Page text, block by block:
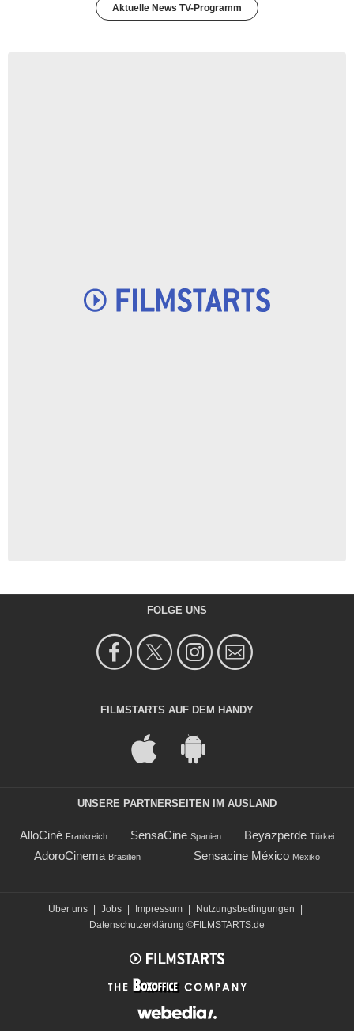
Aktuelle News TV-Programm
FOLGE UNS
FILMSTARTS AUF DEM HANDY
UNSERE PARTNERSEITEN IM AUSLAND
AlloCiné Frankreich SensaCine Spanien Beyazperde Türkei
AdoroCinema Brasilien Sensacine México Mexiko
Über uns Jobs Impressum Nutzungsbedingungen
Datenschutzerklärung ©FILMSTARTS.de